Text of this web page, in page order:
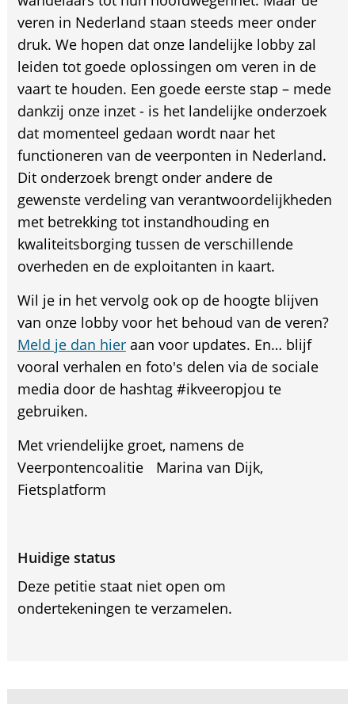
veren in Nederland staan steeds meer onder
druk. We hopen dat onze landelijke lobby zal
leiden tot goede oplossingen om veren in de
vaart te houden. Een goede eerste stap – mede
dankzij onze inzet - is het landelijke onderzoek
dat momenteel gedaan wordt naar het
functioneren van de veerponten in Nederland.
Dit onderzoek brengt onder andere de
gewenste verdeling van verantwoordelijkheden
met betrekking tot instandhouding en
kwaliteitsborging tussen de verschillende
overheden en de exploitanten in kaart.
Wil je in het vervolg ook op de hoogte blijven
van onze lobby voor het behoud van de veren?
Meld je dan hieraan voor updates. En… blijf
vooral verhalen en foto's delen via de sociale
media door de hashtag #ikveeropjou te
gebruiken.
Met vriendelijke groet, namens de
Veerpontencoalitie Marina van Dijk,
Fietsplatform
Huidige status
Deze petitie staat niet open om
ondertekeningen te verzamelen.